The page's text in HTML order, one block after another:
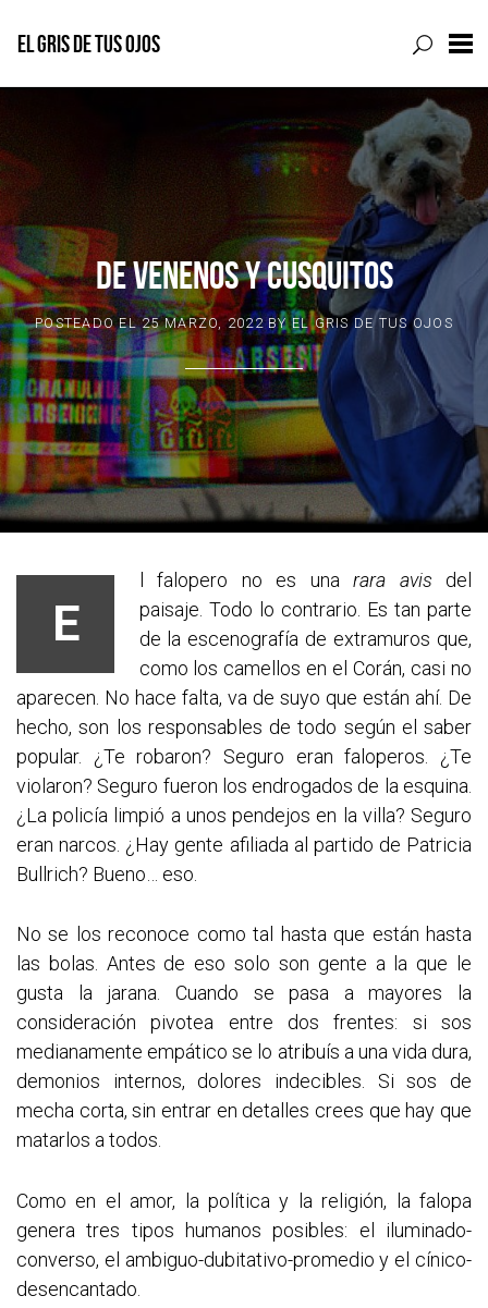
content
EL GRIS DE TUS OJOS
DE VENENOS Y CUSQUITOS
POSTEADO EL25 MARZO, 2022BYEL GRIS DE TUS OJOS
E
l falopero no es una rara avis del
paisaje. Todo lo contrario. Es tan parte
de la escenografía de extramuros que,
como los camellos en el Corán, casi no
aparecen. No hace falta, va de suyo que están ahí. De
hecho, son los responsables de todo según el saber
popular. ¿Te robaron? Seguro eran faloperos. ¿Te
violaron? Seguro fueron los endrogados de la esquina.
¿La policía limpió a unos pendejos en la villa? Seguro
eran narcos. ¿Hay gente afiliada al partido de Patricia
Bullrich? Bueno… eso.
No se los reconoce como tal hasta que están hasta
las bolas. Antes de eso solo son gente a la que le
gusta la jarana. Cuando se pasa a mayores la
consideración pivotea entre dos frentes: si sos
medianamente empático se lo atribuís a una vida dura,
demonios internos, dolores indecibles. Si sos de
mecha corta, sin entrar en detalles crees que hay que
matarlos a todos.
Como en el amor, la política y la religión, la falopa
genera tres tipos humanos posibles: el iluminado-
converso, el ambiguo-dubitativo-promedio y el cínico-
desencantado.